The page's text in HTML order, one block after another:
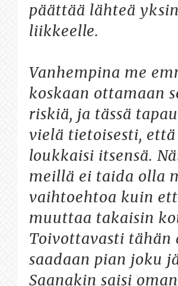
päättää lähteä yksin
liikkeelle.
Vanhempina me
koskaan ottamaan
riskiä, ja tässä
vielä tietoisesti, että
loukkaisi itsensä.
meillä ei taida olla
vaihtoehtoa kuin
muuttaa takaisin
Toivottavasti tähän
saadaan pian joku
Saanakin saisi oman